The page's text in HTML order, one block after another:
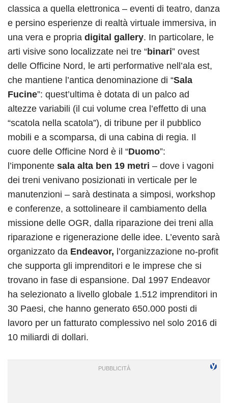
classica a quella elettronica – eventi di teatro, danza
e persino esperienze di realtà virtuale immersiva, in
una vera e propria digital gallery. In particolare, le
arti visive sono localizzate nei tre “binari” ovest
delle Officine Nord, le arti performative nell’ala est,
che mantiene l’antica denominazione di “Sala
Fucine”: quest’ultima è dotata di un palco ad
altezze variabili (il cui volume crea l’effetto di una
“scatola nella scatola”), di tribune per il pubblico
mobili e a scomparsa, di una cabina di regia. Il
cuore delle Officine Nord è il “Duomo”:
l’imponente sala alta ben 19 metri – dove i vagoni
dei treni venivano posizionati in verticale per le
manutenzioni – sarà destinata a simposi, workshop
e conferenze, a sottolineare il cambiamento della
missione delle OGR, dalla riparazione dei treni alla
riparazione e rigenerazione delle idee. L’evento sarà
organizzato da Endeavor, l’organizzazione no-profit
che supporta gli imprenditori e le imprese che si
trovano in fase di espansione. Dal 1997 Endeavor
ha selezionato a livello globale 1.512 imprenditori in
30 Paesi, che hanno generato 650.000 posti di
lavoro per un fatturato complessivo nel solo 2016 di
10 miliardi di dollari.